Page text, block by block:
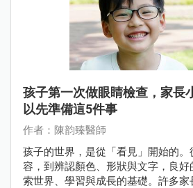
孩子第一次做眼睛檢查，家長
以先準備這5件事
作者：陳韵臻醫師
孩子的世界，是從「看見」開始的
容，到辨認顏色、形狀與文字，良
索世界、學習與成長的基礎。許多家